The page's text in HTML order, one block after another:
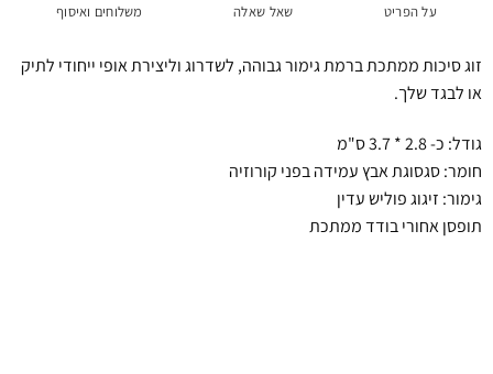
על הפריט שאל שאלה משלוחים ואיסוף
זוג סיכות ממתכת ברמת גימור גבוהה, לשדרוג וליצירת אופי ייחודי לתיק
או לבגד שלך.
גודל: כ- 2.8 * 3.7 ס"מ
חומר: סגסוגת אבץ עמידה בפני קורוזיה
גימור: זיגוג פוליש עדין
תופסן אחורי בודד ממתכת